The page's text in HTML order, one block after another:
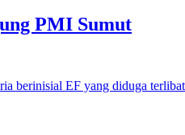
PMI Sumut